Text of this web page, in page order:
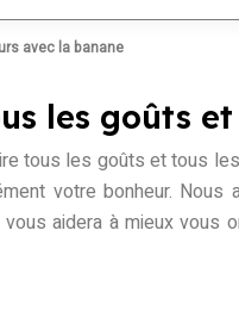
avec la banane
les goûts
tous les goûts et tous
votre bonheur.
aidera à mieux vous